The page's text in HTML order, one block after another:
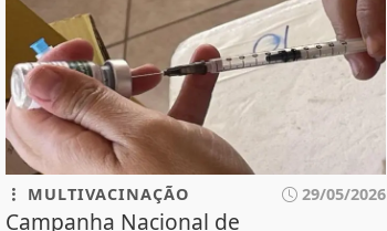
MULTIVACINAÇÃO 29/05/2026
Campanha Nacional de